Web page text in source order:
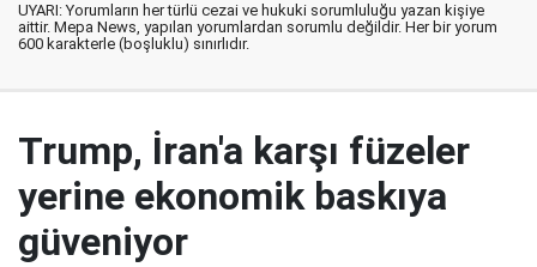
UYARI: Yorumların her türlü cezai ve hukuki sorumluluğu yazan kişiye
aittir. Mepa News, yapılan yorumlardan sorumlu değildir. Her bir yorum
600 karakterle (boşluklu) sınırlıdır.
Trump, İran'a karşı füzeler
yerine ekonomik baskıya
güveniyor